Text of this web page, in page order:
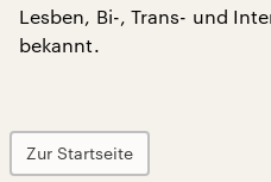
Lesben, Bi-, Trans- und
bekannt.
Zur Startseite